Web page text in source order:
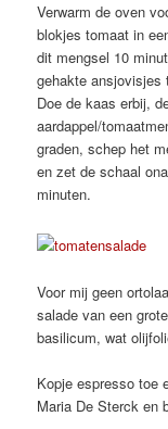
Verwarm de oven
blokjes tomaat in
dit mengsel 10
gehakte ansjovisjes
Doe de kaas erbij,
aardappel/
graden, schep het
en zet de schaal
minuten.
Voor mij geen
salade van een
basilicum, wat
Kopje espresso toe
Maria De Sterck en